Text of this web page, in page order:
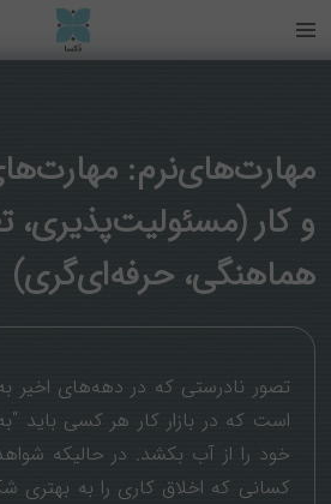
مهارت‌های‌نرم:
و کار (مسئولیت‌پذیری،
هماهنگی، حرفه‌ای‌گری)
تصور نادرستی که در دهه‌های اخیر
است که در بازار کار هر کسی باید
خود را از آب بکشد. در حالیکه
کسانی که اخلاق کاری را به بهتری